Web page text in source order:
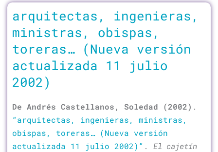
arquitectas, ingenieras,
ministras, obispas,
toreras… (Nueva versión
actualizada 11 julio
2002)
De Andrés Castellanos, Soledad (2002) .
“arquitectas, ingenieras, ministras,
obispas, toreras… (Nueva versión
actualizada 11 julio 2002)” . El cajetín